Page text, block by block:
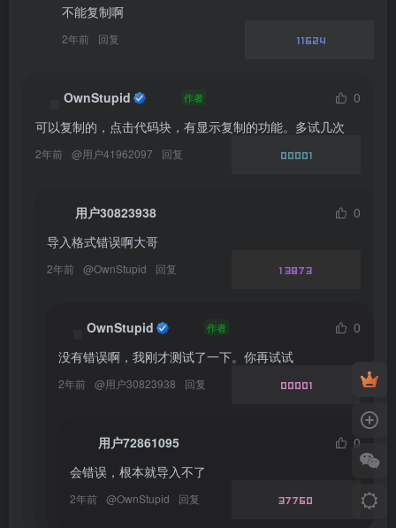
不能复制啊
2年前 回复 11624
OwnStupid 作者
0
可以复制的，点击代码块，有显示复制的功能。多试几次
2年前 @用户41962097 回复 00001
用户30823938
0
导入格式错误啊大哥
2年前 @OwnStupid 回复 13873
OwnStupid 作者
0
没有错误啊，我刚才测试了一下。你再试试
2年前 @用户30823938 回复 00001
用户72861095
0
会错误，根本就导入不了
2年前 @OwnStupid 回复 37760